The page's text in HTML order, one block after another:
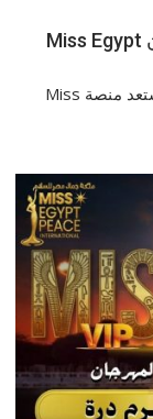
أكرم دره يقود موسمًا استثنائيًا في مهرجان Miss Egypt
في أجواء مبهرة تعكس قيمة الحدث ومكانته، تستعد منصة Miss